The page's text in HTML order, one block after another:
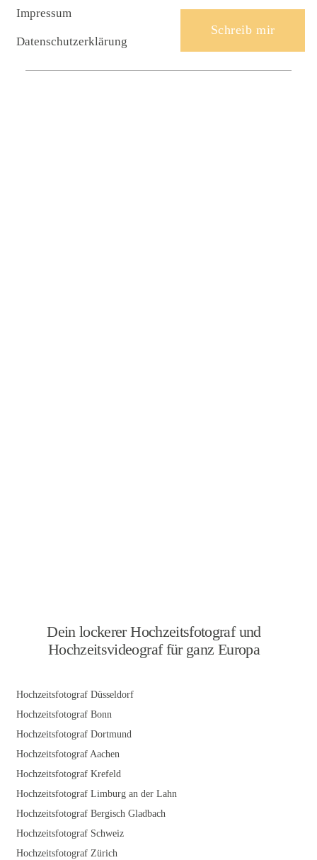
Dein lockerer Hochzeitsfotograf und
Hochzeitsvideograf für ganz Europa
Impressum
Schreib mir
Datenschutzerklärung
Hochzeitsfotograf Düsseldorf
Hochzeitsfotograf Bonn
Hochzeitsfotograf Dortmund
Hochzeitsfotograf Aachen
Hochzeitsfotograf Krefeld
Hochzeitsfotograf Limburg an der Lahn
Hochzeitsfotograf Bergisch Gladbach
Hochzeitsfotograf Schweiz
Hochzeitsfotograf Zürich